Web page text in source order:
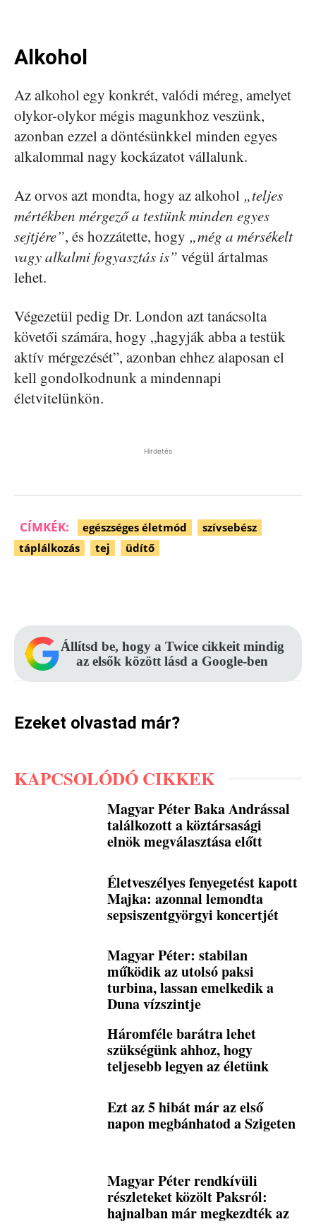
Alkohol
Az alkohol egy konkrét, valódi méreg, amelyet
olykor-olykor mégis magunkhoz veszünk,
azonban ezzel a döntésünkkel minden egyes
alkalommal nagy kockázatot vállalunk.
Az orvos azt mondta, hogy az alkohol „teljes
mértékben mérgező a testünk minden egyes
sejtjére”, és hozzátette, hogy „még a mérsékelt
vagy alkalmi fogyasztás is” végül ártalmas
lehet.
Végezetül pedig Dr. London azt tanácsolta
követői számára, hogy „hagyják abba a testük
aktív mérgezését”, azonban ehhez alaposan el
kell gondolkodnunk a mindennapi
életvitelünkön.
Hirdetés
CÍMKÉK: egészséges életmód
szívsebész
táplálkozás
tej üdítő
Állítsd be, hogy a Twice cikkeit mindig
az elsők között lásd a Google-ben
Ezeket olvastad már?
KAPCSOLÓDÓ CIKKEK
Magyar Péter Baka Andrással
találkozott a köztársasági
elnök megválasztása előtt
Életveszélyes fenyegetést kapott
Majka: azonnal lemondta
sepsiszentgyörgyi koncertjét
Magyar Péter: stabilan
működik az utolsó paksi
turbina, lassan emelkedik a
Duna vízszintje
Háromféle barátra lehet
szükségünk ahhoz, hogy
teljesebb legyen az életünk
Ezt az 5 hibát már az első
napon megbánhatod a Szigeten
Magyar Péter rendkívüli
részleteket közölt Paksról:
hajnalban már megkezdték az